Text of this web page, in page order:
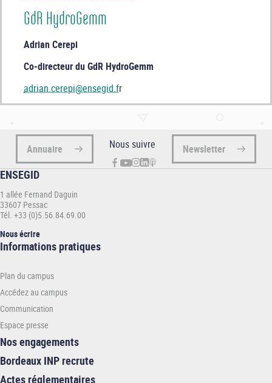
GdR HydroGemm
Adrian Cerepi
Co-directeur du GdR HydroGemm
adrian.cerepi@ensegid.fr
Annuaire Nous suivre Newsletter
ENSEGID
1 allée Fernand Daguin
33607 Pessac
Tél. +33 (0)5.56.84.69.00
Nous écrire
Informations
ENSEGID
Informations pratiques
Plan du campus
Accédez au campus
Communication
Espace presse
Nos engagements
Bordeaux INP recrute
Actes réglementaires